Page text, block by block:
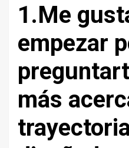
1.Me
empezar
más